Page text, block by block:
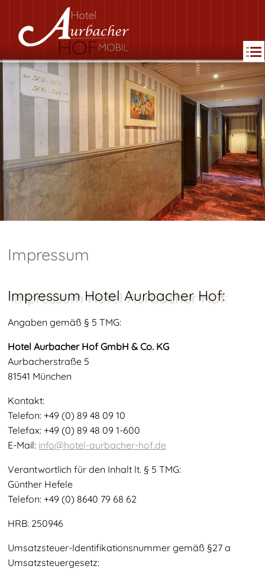
MENU
Impressum
Impressum Hotel Aurbacher Hof:
Angaben gemäß § 5 TMG:
Hotel Aurbacher Hof GmbH & Co. KG
Aurbacherstraße 5
81541 München
Kontakt:
Telefon: +49 (0) 89 48 09 10
Telefax: +49 (0) 89 48 09 1-600
E-Mail: info@hotel-aurbacher-hof.de
Verantwortlich für den Inhalt lt. § 5 TMG:
Günther Hefele
Telefon: +49 (0) 8640 79 68 62
HRB: 250946
Umsatzsteuer-Identifikationsnummer gemäß §27 a
Umsatzsteuergesetz: